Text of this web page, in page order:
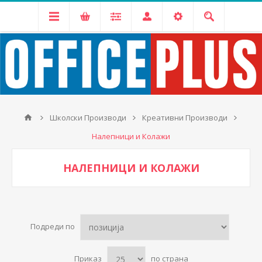
Школски Производи
Креативни Производи
Налепници и Колажи
НАЛЕПНИЦИ И КОЛАЖИ
Подреди по
Приказ по страна